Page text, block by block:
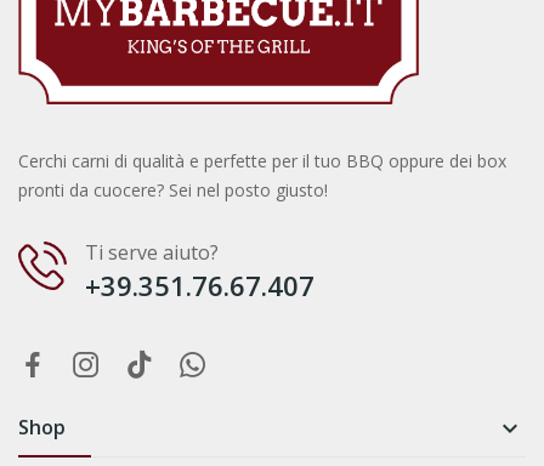
Cerchi carni di qualità e perfette per il tuo BBQ oppure dei box
pronti da cuocere? Sei nel posto giusto!
Ti serve aiuto?
+39.351.76.67.407
Shop 